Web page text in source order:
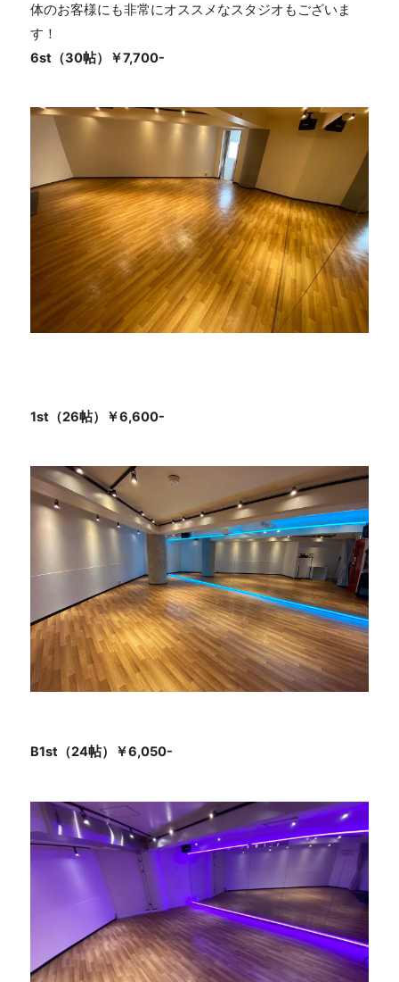
体のお客様にも非常にオススメなスタジオもございま
す！
6st（30帖）￥7,700-
1st（26帖）￥6,600-
B1st（24帖）￥6,050-